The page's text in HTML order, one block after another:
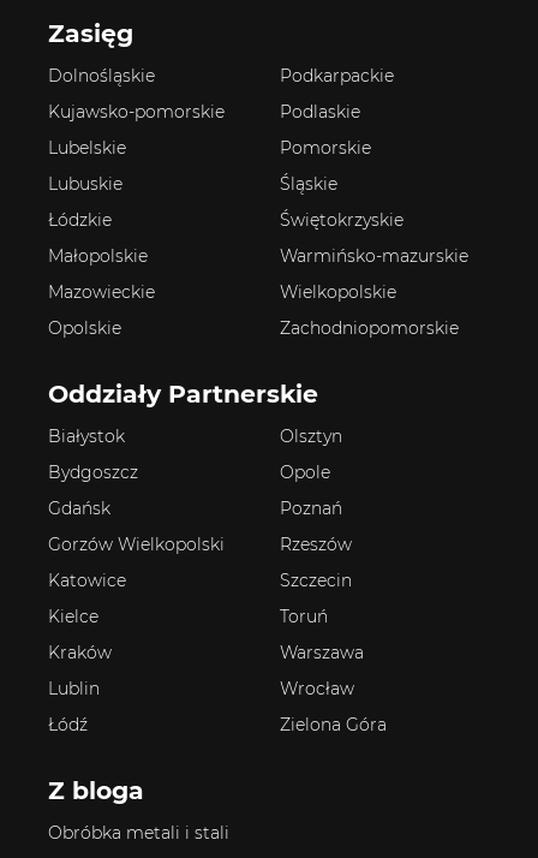
Zasięg
Dolnośląskie
Kujawsko-pomorskie
Lubelskie
Lubuskie
Łódzkie
Małopolskie
Mazowieckie
Opolskie
Podkarpackie
Podlaskie
Pomorskie
Śląskie
Świętokrzyskie
Warmińsko-mazurskie
Wielkopolskie
Zachodniopomorskie
Oddziały Partnerskie
Białystok
Bydgoszcz
Gdańsk
Gorzów Wielkopolski
Katowice
Kielce
Kraków
Lublin
Łódź
Olsztyn
Opole
Poznań
Rzeszów
Szczecin
Toruń
Warszawa
Wrocław
Zielona Góra
Z bloga
Obróbka metali i stali